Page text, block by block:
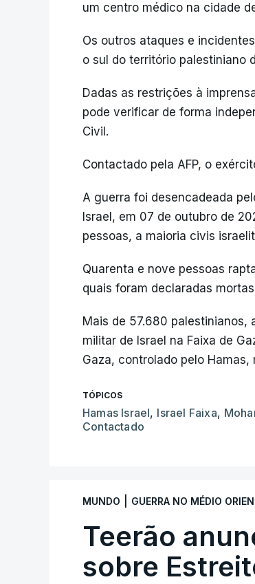
um centro médico na cidade
Os outros ataques e
o sul do território palestiniano
Dadas as restrições à
pode verificar de forma
Civil.
Contactado pela AFP, o
A guerra foi desencadeada
Israel, em 07 de outubro de
pessoas, a maioria civis
Quarenta e nove pessoas
quais foram declaradas
Mais de 57.680 palestinianos,
militar de Israel na Faixa de
Gaza, controlado pelo
TÓPICOS
Hamas Israel, Israel Faixa,
Contactado
MUNDO GUERRA NO MÉDIO
Teerão
sobre